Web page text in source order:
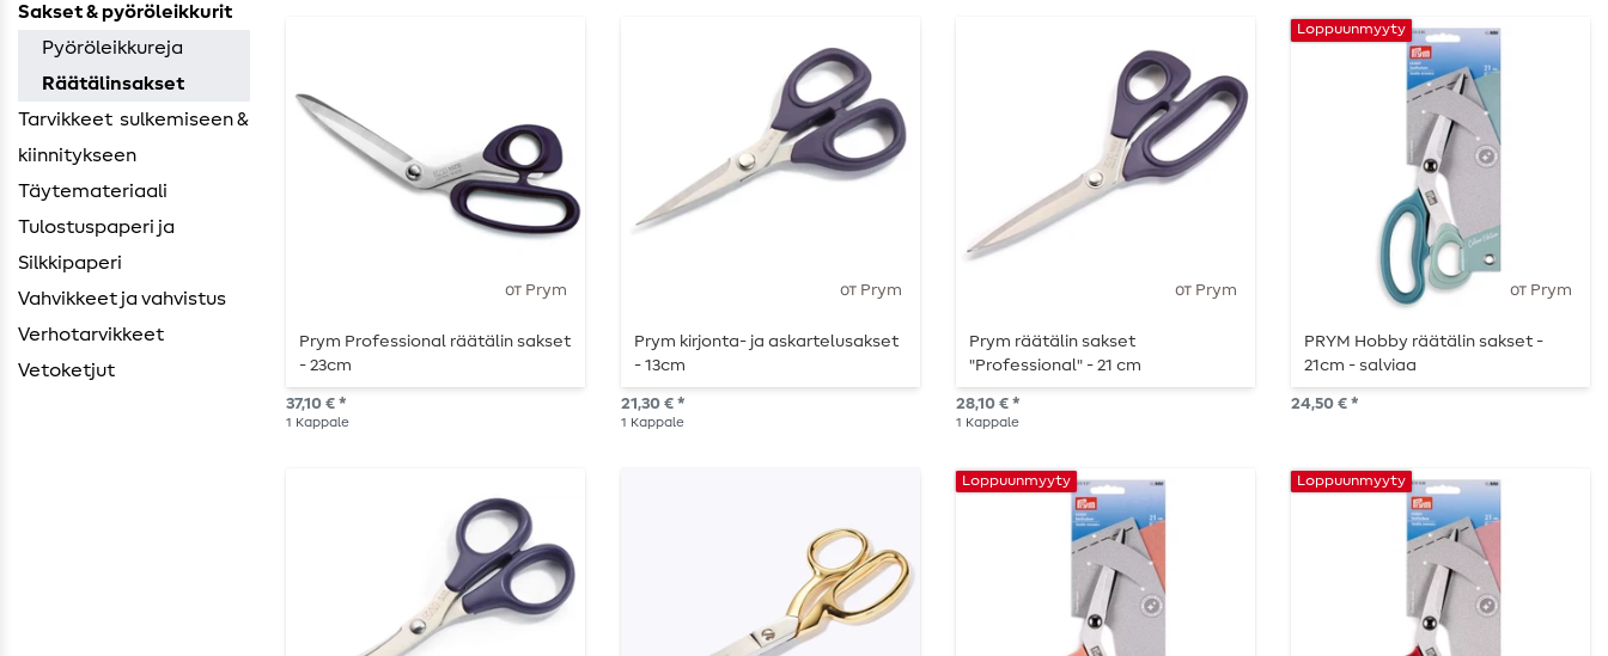
Sakset & pyöröleikkurit
Pyöröleikkureja
Räätälinsakset
Tarvikkeet ​ sulkemiseen &
kiinnitykseen
Täytemateriaali
Tulostuspaperi ja
Silkkipaperi
Vahvikkeet ja vahvistus
Verhotarvikkeet
Vetoketjut
от Prym
Prym Professional räätälin sakset
- 23cm
37,10 € *
1 Kappale
от Prym
Prym kirjonta- ja askartelusakset
- 13cm
21,30 € *
1 Kappale
от Prym
Prym räätälin sakset
"Professional" - 21 cm
28,10 € *
1 Kappale
от Prym
Loppuunmyyty
PRYM Hobby räätälin sakset -
21cm - salviaa
24,50 € *
Loppuunmyyty Loppuunmyyty